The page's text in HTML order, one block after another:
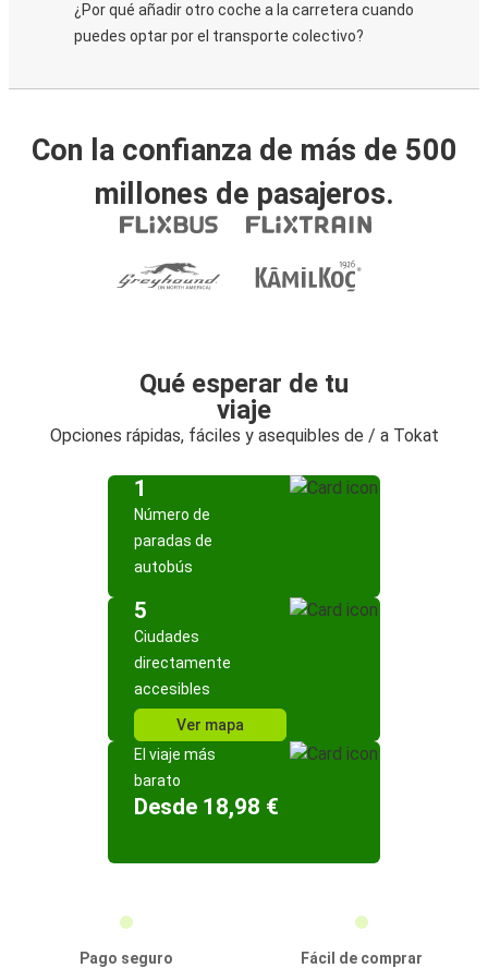
¿Por qué añadir otro coche a la carretera cuando
puedes optar por el transporte colectivo?
Con la confianza de más de 500
millones de pasajeros.
Qué esperar de tu
viaje
Opciones rápidas, fáciles y asequibles de / a Tokat
1
Número de
paradas de
autobús
5
Ciudades
directamente
accesibles
Ver mapa
El viaje más
barato
Desde 18,98 €
Pago seguro
Fácil de comprar